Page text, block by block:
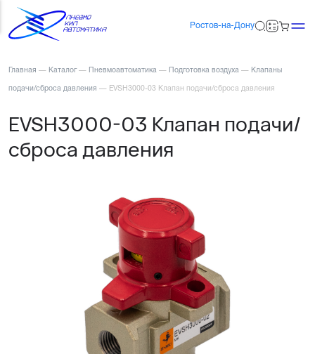
Ростов-на-Дону
Главная — Каталог — Пневмоавтоматика — Подготовка воздуха — Клапаны
подачи/сброса давления — EVSH3000-03 Клапан подачи/сброса давления
EVSH3000-03 Клапан подачи/
сброса давления